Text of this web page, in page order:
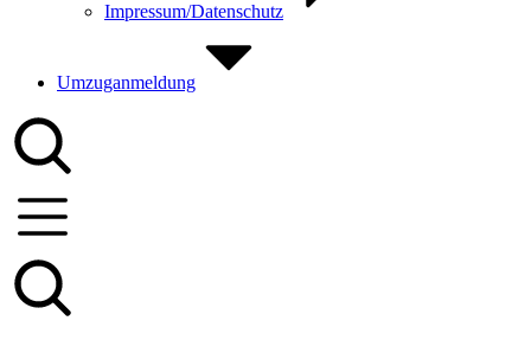
Impressum/Datenschutz
Umzuganmeldung